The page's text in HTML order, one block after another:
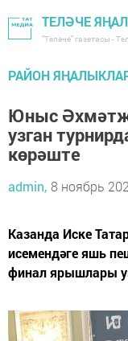
ТЕЛӘЧЕ
"Теләче" газетасы -
РАЙОН
Юныс
узган
көрәште
admin, 8 ноябрь
Казанда Иске
исемендәге яшь
финал ярышлары